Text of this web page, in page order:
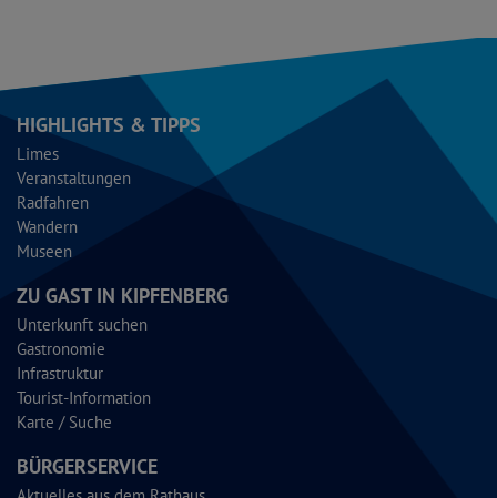
HIGHLIGHTS & TIPPS
Limes
Veranstaltungen
Radfahren
Wandern
Museen
ZU GAST IN KIPFENBERG
Unterkunft suchen
Gastronomie
Infrastruktur
Tourist-Information
Karte / Suche
BÜRGERSERVICE